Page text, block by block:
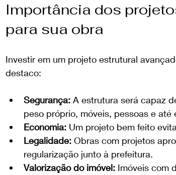
Importância dos
para sua obra
Investir em um projeto estrutural
destaco:
Segurança: A estrutura será capaz
peso próprio, móveis, pessoas e até
Economia: Um projeto bem feito
Legalidade: Obras com projetos
regularização junto à prefeitura.
Valorização do imóvel: Imóveis com